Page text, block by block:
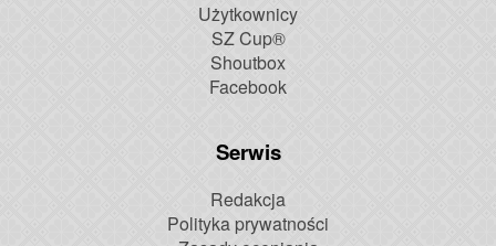
Użytkownicy
SZ Cup®
Shoutbox
Facebook
Serwis
Redakcja
Polityka prywatności